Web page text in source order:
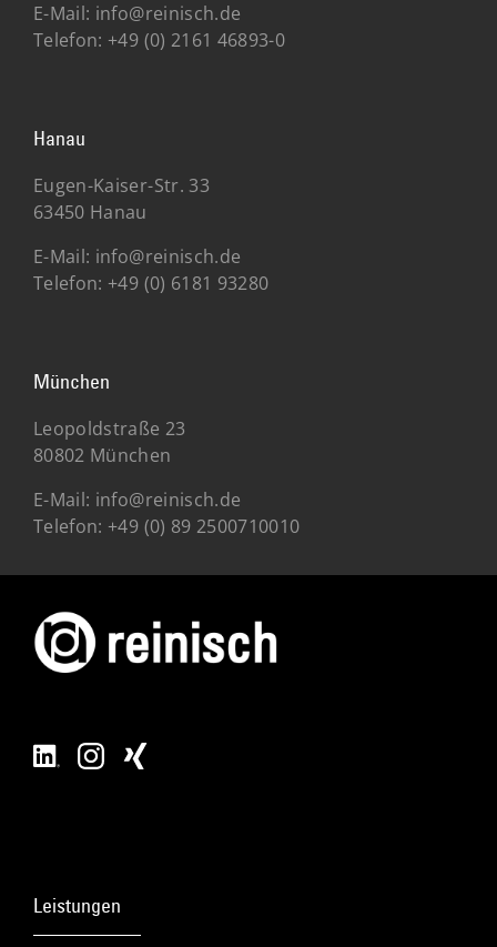
E-Mail: info@reinisch.de
Telefon: +49 (0) 2161 46893-0
Hanau
Eugen-Kaiser-Str. 33
63450 Hanau
E-Mail: info@reinisch.de
Telefon: +49 (0) 6181 93280
München
Leopoldstraße 23
80802 München
E-Mail: info@reinisch.de
Telefon: +49 (0) 89 2500710010
Leistungen